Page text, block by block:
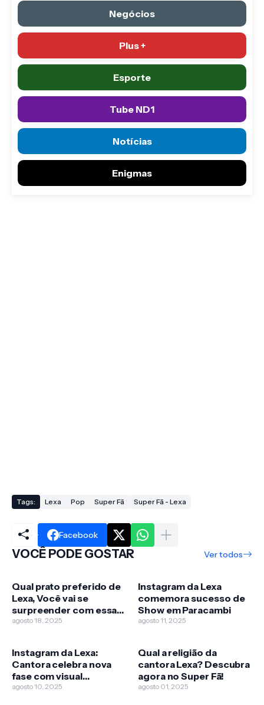
Negócios
Plus +
Esporte
Tube ND1
Notícias
Enigmas
Tags: Lexa Pop Super Fã Super Fã - Lexa
Facebook
VOCÊ PODE GOSTAR Ver todos
Qual prato preferido de
Lexa, Você vai se
surpreender com essa
super curiosidade!
agosto 18, 2025
Instagram da Lexa
comemora sucesso de
Show em Paracambi
agosto 11, 2025
Instagram da Lexa:
Cantora celebra nova
fase com visual
renovado e recebe
agosto 10, 2025
Qual a religião da
cantora Lexa? Descubra
agora no Super Fã!
agosto 01, 2025